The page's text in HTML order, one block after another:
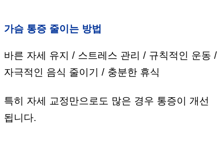
가슴 통증 줄이는 방법
바른 자세 유지 / 스트레스 관리 / 규칙적인 운동 /
자극적인 음식 줄이기 / 충분한 휴식
특히 자세 교정만으로도 많은 경우 통증이 개선
됩니다.